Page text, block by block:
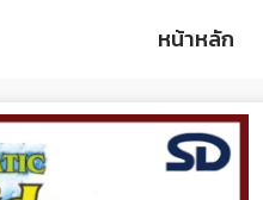
หน้าหลัก